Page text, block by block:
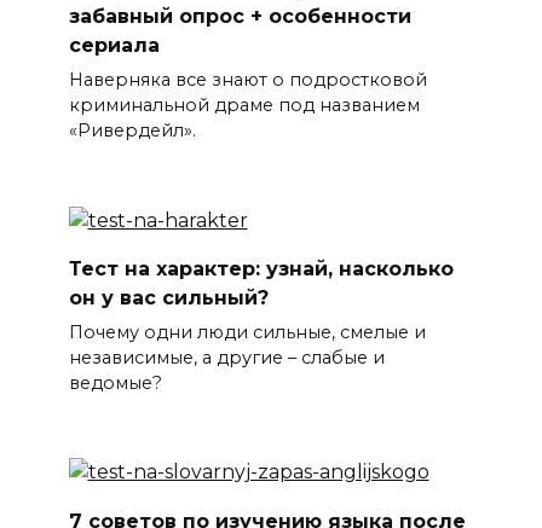
забавный опрос + особенности
сериала
Наверняка все знают о подростковой
криминальной драме под названием
«Ривердейл».
Тест на характер: узнай, насколько
он у вас сильный?
Почему одни люди сильные, смелые и
независимые, а другие – слабые и
ведомые?
7 советов по изучению языка после